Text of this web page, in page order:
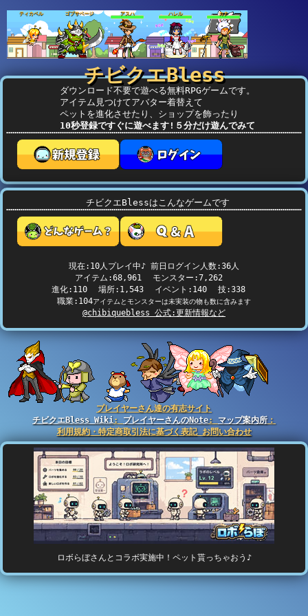
カナ
ハレル
アスハ
ゴブサベージ
ティカベル
チビクエBless
ダウンロード不要で遊べる無料RPGゲームです。
アイテム見つけてアバター着替えて
ペットを進化させたり、ショップを飾ったり
10秒登録ですぐに遊べます!５分だけ遊んでみて
チビクエBlessはこんなゲームです
現在: 10人プレイ中♪ 前日ログイン人数:36人
アイテム:68,961
モンスター:7,262
進化:110
場所:1,543 イベント:140
技:338
職業:104アイテムとモンスターは未実装の物も数に含みます
@chibiquebless 公式:更新情報など
プレイヤーさん達の有志サイト
チビクエBless Wiki: プレイヤーさんのNote: マップ案内所：
利用規約・特定商取引法に基づく表記
お問い合わせ
ロボらぼさんとコラボ実施中！ペット貰っちゃおう♪